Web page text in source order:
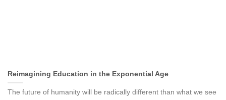
Reimagining Education in the Exponential Age
The future of humanity will be radically different than what we see